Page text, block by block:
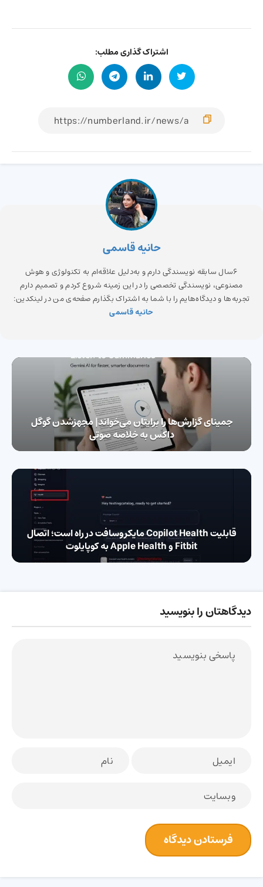
اشتراک گذاری مطلب:
حانیه قاسمی
6سال سابقه نویسندگی دارم و به‌دلیل علاقه‌ام به تکنولوژی و هوش
مصنوعی، نویسندگی تخصصی را در این زمینه شروع کردم و تصمیم دارم
تجربه‌ها و دیدگاه‌هایم را با شما به اشتراک بگذارم صفحه‌ی من در لینکدین:
حانیه قاسمی
جمینای گزارش‌ها را برایتان می‌خواند| مجهزشدن گوگل
داکس به خلاصه صوتی
قابلیت Copilot Health مایکروسافت در راه است؛ اتصال
Fitbit و Apple Health به کوپایلوت
دیدگاهتان را بنویسید